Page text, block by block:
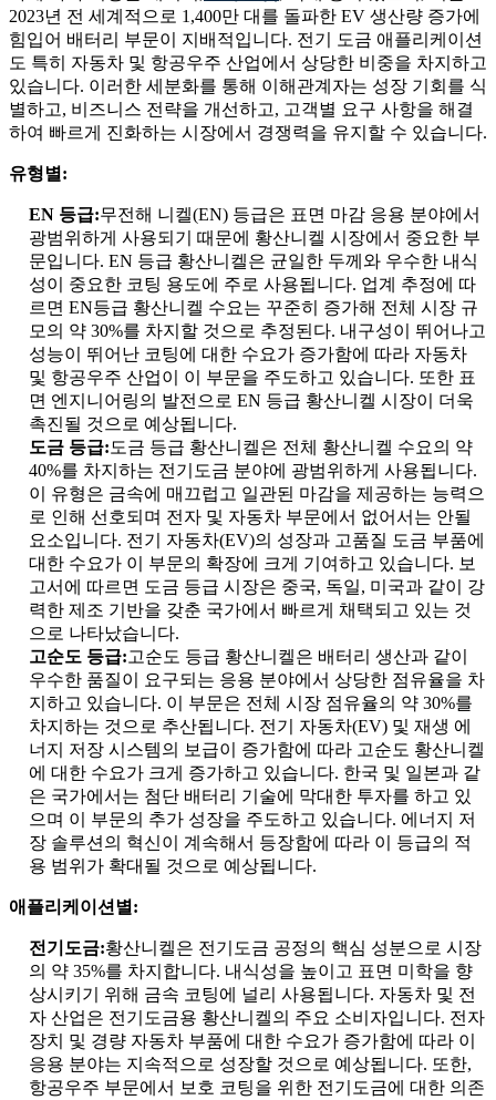
2023년 전 세계적으로 1,400만 대를 돌파한 EV 생산량 증가에
힘입어 배터리 부문이 지배적입니다. 전기 도금 애플리케이션
도 특히 자동차 및 항공우주 산업에서 상당한 비중을 차지하고
있습니다. 이러한 세분화를 통해 이해관계자는 성장 기회를 식
별하고, 비즈니스 전략을 개선하고, 고객별 요구 사항을 해결
하여 빠르게 진화하는 시장에서 경쟁력을 유지할 수 있습니다.
유형별:
EN 등급:무전해 니켈(EN) 등급은 표면 마감 응용 분야에서
광범위하게 사용되기 때문에 황산니켈 시장에서 중요한 부
문입니다. EN 등급 황산니켈은 균일한 두께와 우수한 내식
성이 중요한 코팅 용도에 주로 사용됩니다. 업계 추정에 따
르면 EN등급 황산니켈 수요는 꾸준히 증가해 전체 시장 규
모의 약 30%를 차지할 것으로 추정된다. 내구성이 뛰어나고
성능이 뛰어난 코팅에 대한 수요가 증가함에 따라 자동차
및 항공우주 산업이 이 부문을 주도하고 있습니다. 또한 표
면 엔지니어링의 발전으로 EN 등급 황산니켈 시장이 더욱
촉진될 것으로 예상됩니다.
도금 등급:도금 등급 황산니켈은 전체 황산니켈 수요의 약
40%를 차지하는 전기도금 분야에 광범위하게 사용됩니다.
이 유형은 금속에 매끄럽고 일관된 마감을 제공하는 능력으
로 인해 선호되며 전자 및 자동차 부문에서 없어서는 안될
요소입니다. 전기 자동차(EV)의 성장과 고품질 도금 부품에
대한 수요가 이 부문의 확장에 크게 기여하고 있습니다. 보
고서에 따르면 도금 등급 시장은 중국, 독일, 미국과 같이 강
력한 제조 기반을 갖춘 국가에서 빠르게 채택되고 있는 것
으로 나타났습니다.
고순도 등급:고순도 등급 황산니켈은 배터리 생산과 같이
우수한 품질이 요구되는 응용 분야에서 상당한 점유율을 차
지하고 있습니다. 이 부문은 전체 시장 점유율의 약 30%를
차지하는 것으로 추산됩니다. 전기 자동차(EV) 및 재생 에
너지 저장 시스템의 보급이 증가함에 따라 고순도 황산니켈
에 대한 수요가 크게 증가하고 있습니다. 한국 및 일본과 같
은 국가에서는 첨단 배터리 기술에 막대한 투자를 하고 있
으며 이 부문의 추가 성장을 주도하고 있습니다. 에너지 저
장 솔루션의 혁신이 계속해서 등장함에 따라 이 등급의 적
용 범위가 확대될 것으로 예상됩니다.
애플리케이션별:
전기도금:황산니켈은 전기도금 공정의 핵심 성분으로 시장
의 약 35%를 차지합니다. 내식성을 높이고 표면 미학을 향
상시키기 위해 금속 코팅에 널리 사용됩니다. 자동차 및 전
자 산업은 전기도금용 황산니켈의 주요 소비자입니다. 전자
장치 및 경량 자동차 부품에 대한 수요가 증가함에 따라 이
응용 분야는 지속적으로 성장할 것으로 예상됩니다. 또한,
항공우주 부문에서 보호 코팅을 위한 전기도금에 대한 의존